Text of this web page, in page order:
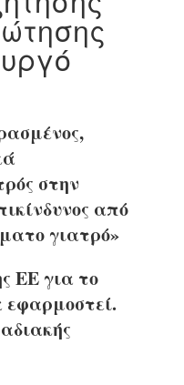
στην
από
γιατρό»
ΕΕ για το
εφαρμοστεί.